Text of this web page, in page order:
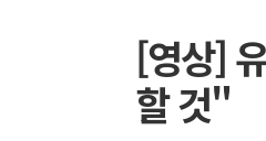
[영상]
할 것"